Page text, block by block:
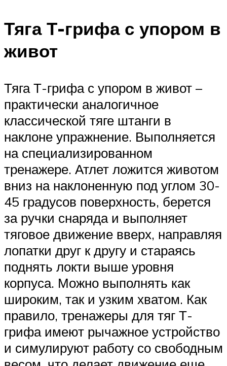
Тяга Т-грифа с упором в
живот
Тяга Т-грифа с упором в живот –
практически аналогичное
классической тяге штанги в
наклоне упражнение. Выполняется
на специализированном
тренажере. Атлет ложится животом
вниз на наклоненную под углом 30-
45 градусов поверхность, берется
за ручки снаряда и выполняет
тяговое движение вверх, направляя
лопатки друг к другу и стараясь
поднять локти выше уровня
корпуса. Можно выполнять как
широким, так и узким хватом. Как
правило, тренажеры для тяг Т-
грифа имеют рычажное устройство
и симулируют работу со свободным